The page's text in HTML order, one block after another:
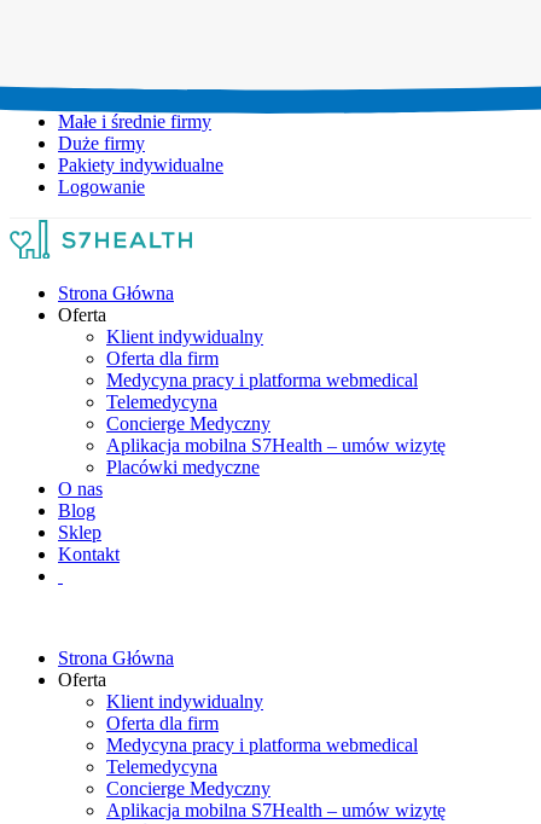
Małe i średnie firmy
Duże firmy
Pakiety indywidualne
Logowanie
Strona Główna
Oferta
Klient indywidualny
Oferta dla firm
Medycyna pracy i platforma webmedical
Telemedycyna
Concierge Medyczny
Aplikacja mobilna S7Health – umów wizytę
Placówki medyczne
O nas
Blog
Sklep
Kontakt
Strona Główna
Oferta
Klient indywidualny
Oferta dla firm
Medycyna pracy i platforma webmedical
Telemedycyna
Concierge Medyczny
Aplikacja mobilna S7Health – umów wizytę